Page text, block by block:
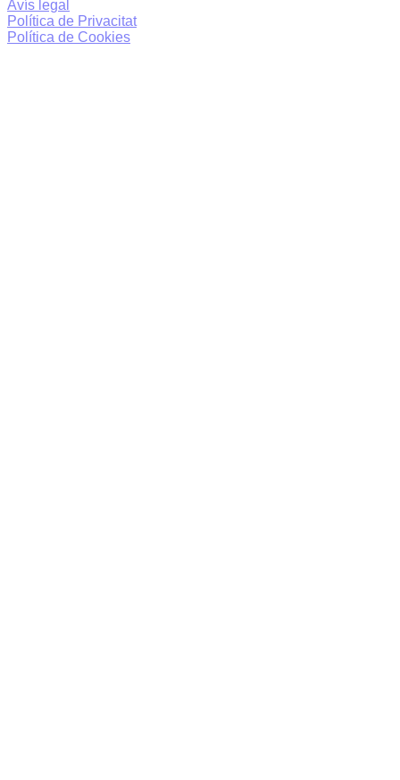
Avís legal
Política de Privacitat
Política de Cookies